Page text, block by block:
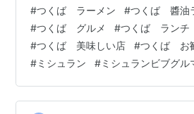
らは入れませんのでご注意。駐車場
所にもあるようです。 味は4種類、
あります。鶏醬油と江戸前卵かけご
こだわりと持ってる様です。これは
さんの調味料に胡椒や山椒あるのは
な使い方なのかな？ 綺…
#つくば ラーメン #つくば 醬油
#つくば グルメ #つくば ランチ
#つくば 美味しい店 #つくば お
#ミシュラン #ミシュランビブグル